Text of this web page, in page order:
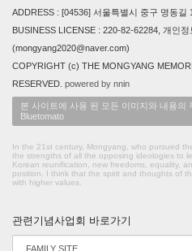
ADDRESS : [04536] 서울특별시 중구 명동길
BUSINESS LICENSE : 220-82-62284, 개인
(mongyang2020@naver.com)
COPYRIGHT (c) THE MONGYANG
RESERVED. powered by nnin
본 사이트에 사용 된 모든 이미지와 내용의
Bluetomato
In the 21st century, Mongyang, who pursued
the strengths of all the opposing ideologies to
Korean reunification, new freedoms, equality,
position. I think that the spirit and thoughts of
with higher values.
관련기념사업회 바로가기